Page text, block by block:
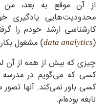
از آن موقع به بعد،
محدودیت‌هایی یادگیری
کارشناسی ارشد خودم را
(
data analytics) مشغول
چیزی که بیش از همه از
کسی که می‌گویم در مدرسه
کسی باور نمی‌کند. آنها
نابغه بوده‌ام.